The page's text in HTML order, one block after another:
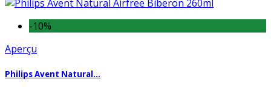
-10%
Aperçu
Philips Avent Natural...